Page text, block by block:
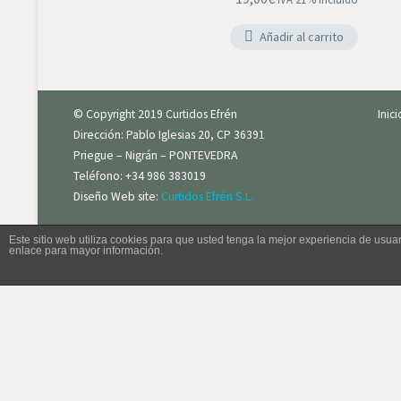
Añadir al carrito
© Copyright 2019 Curtidos Efrén
Dirección: Pablo Iglesias 20, CP 36391
Priegue – Nigrán – PONTEVEDRA
Teléfono: +34 986 383019
Diseño Web site: Curtidos Efrén S.L.
Este sitio web utiliza cookies para que usted tenga la mejor experiencia de
enlace para mayor información.